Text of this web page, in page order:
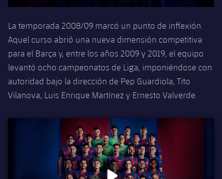
Resultados
Clasificaciones
Calendario
Clasificaciones
Hockey Hierba Femenino
Plantilla
Agenda
Rugby
plusicon
más
Actualidad
Jugadores
Calendario
Resultados
Clasificaciones
Voleibol
plusicon
más
Noticias
Voleibol masculino
Voleibol femenino
Apúntate a las amateurs
plusicon
más
Apúntate a las amateurs
Carnet de las Secciones Amateurs
League of Legends
VALORANT Rising
La temporada 2008/09 marcó un punto de inflexión.
Aquel curso abrió una nueva dimensión competitiva
para el Barça y, entre los años 2009 y 2019, el equipo
levantó ocho campeonatos de Liga, imponiéndose con
autoridad bajo la dirección de Pep Guardiola, Tito
Vilanova, Luis Enrique Martínez y Ernesto Valverde.